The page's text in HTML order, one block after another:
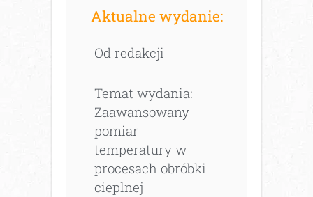
Aktualne wydanie:
Od redakcji
Temat wydania:
Zaawansowany
pomiar
temperatury w
procesach obróbki
cieplnej